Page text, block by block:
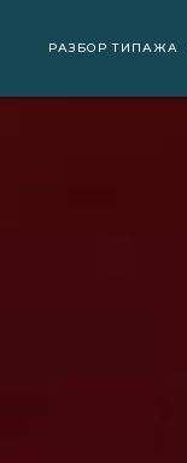
РАЗБОР ТИПАЖА